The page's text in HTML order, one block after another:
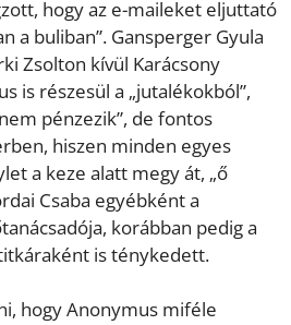
hogy az e-maileket eljuttató
a buliban”. Gansperger Gyula
Zsolton kívül Karácsony
is részesül a „jutalékokból”,
pénzezik”, de fontos
hiszen minden egyes
a keze alatt megy át, „ő
Csaba egyébként a
korábban pedig a
is ténykedett.
hogy Anonymus miféle